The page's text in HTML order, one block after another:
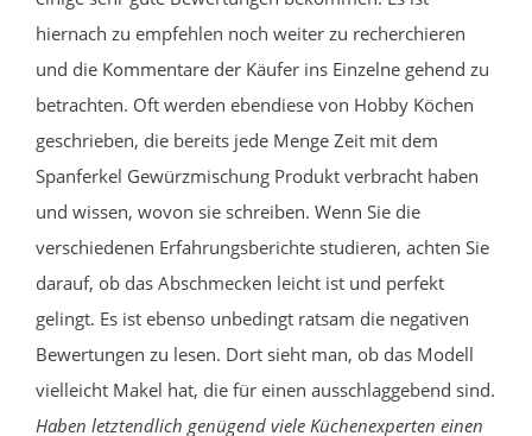
hiernach zu empfehlen noch weiter zu recherchieren
und die Kommentare der Käufer ins Einzelne gehend zu
betrachten. Oft werden ebendiese von Hobby Köchen
geschrieben, die bereits jede Menge Zeit mit dem
Spanferkel Gewürzmischung Produkt verbracht haben
und wissen, wovon sie schreiben. Wenn Sie die
verschiedenen Erfahrungsberichte studieren, achten Sie
darauf, ob das Abschmecken leicht ist und perfekt
gelingt. Es ist ebenso unbedingt ratsam die negativen
Bewertungen zu lesen. Dort sieht man, ob das Modell
vielleicht Makel hat, die für einen ausschlaggebend sind.
Haben letztendlich genügend viele Küchenexperten einen